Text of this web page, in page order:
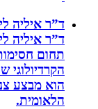
ד”ר איליה
ד”ר איליה
הקרדיולוגי
הוא מבצע
הלאומית.